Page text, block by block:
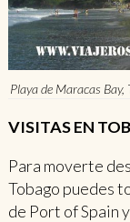
Playa de Maracas Bay,
VISITAS EN
Para moverte
Tobago puedes
de Port of Spain